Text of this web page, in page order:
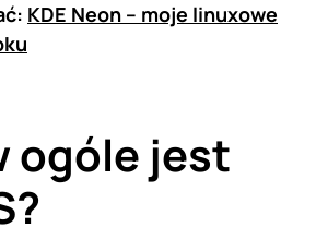
KDE Neon – moje linuxowe
ogóle jest